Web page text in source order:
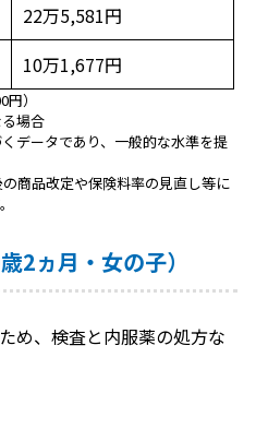
22万5,581円
10万1,677円
）
場合
データであり、一般的な水準を提
商品改定や保険料率の見直し等に
2ヵ月・女の子）
め、検査と内服薬の処方な